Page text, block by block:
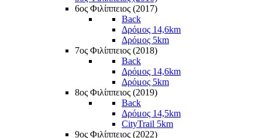
6ος Φιλίππειος (2017)
Back
Δρόμος 14,6km
Δρόμος 5km
7ος Φιλίππειος (2018)
Back
Δρόμος 14,6km
Δρόμος 5km
8ος Φιλίππειος (2019)
Back
Δρόμος 14,5km
CityTrail 5km
9ος Φιλίππειος (2022)